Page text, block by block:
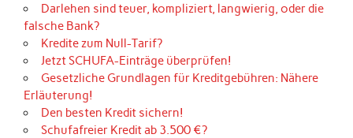
Darlehen sind teuer, kompliziert, langwierig, oder die
falsche Bank?
Kredite zum Null-Tarif?
Jetzt SCHUFA-Einträge überprüfen!
Gesetzliche Grundlagen für Kreditgebühren: Nähere
Erläuterung!
Den besten Kredit sichern!
Schufafreier Kredit ab 3.500 €?